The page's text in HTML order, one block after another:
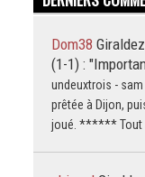
Dom38
(1-1) :
undeuxtrois -
prêtée à Dijon,
joué. ****** Tout